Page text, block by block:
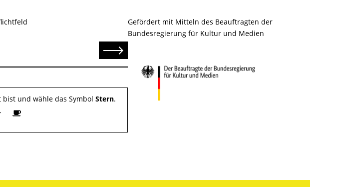
Senden
bist und wähle das Symbol Stern.
Gefördert mit Mitteln des Beauftragten der
Bundesregierung für Kultur und Medien